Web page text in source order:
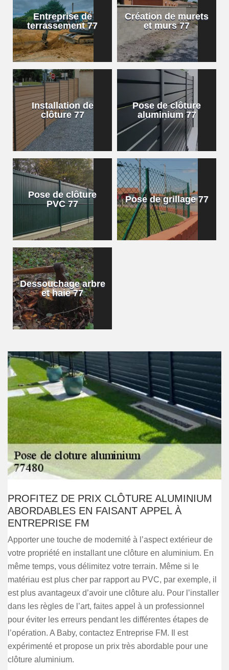
Entreprise de
terrassement 77
Création de murets
et murs 77
Installation de
clôture 77
Pose de clôture
aluminium 77
Pose de clôture
PVC 77
Pose de grillage 77
Dessouchage arbre
et haie 77
PROFITEZ DE PRIX CLÔTURE ALUMINIUM
ABORDABLES EN FAISANT APPEL À
ENTREPRISE FM
Apporter une touche de modernité à l’aspect extérieur de
votre propriété en installant une clôture en aluminium. En
même temps, vous délimitez votre terrain. Même si le
matériau est plus cher par rapport au PVC, par exemple, il
est plus avantageux d’avoir une clôture alu. Pour l’installer
dans les règles de l’art, faites appel à un professionnel
pour éviter les erreurs pendant les différentes étapes de
l’opération. A Baby, contactez Entreprise FM. Il est
expérimenté et propose un prix très abordable pour une
clôture aluminium.